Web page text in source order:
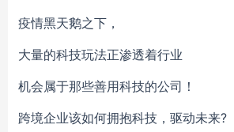
疫情黑天鹅之下，
大量的科技玩法正渗透着行业
机会属于那些善用科技的公司！
跨境企业该如何拥抱科技，驱动未来?